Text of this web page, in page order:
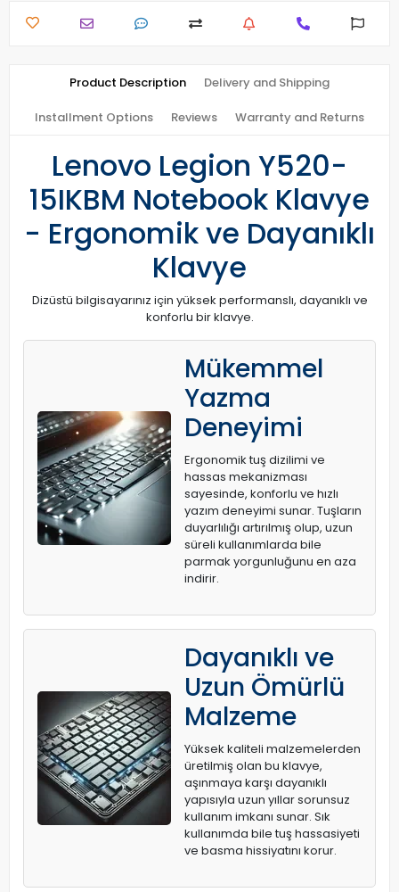
Product Description Delivery and Shipping
Installment Options Reviews Warranty and Returns
Lenovo Legion Y520-
15IKBM Notebook Klavye
- Ergonomik ve Dayanıklı
Klavye
Dizüstü bilgisayarınız için yüksek performanslı, dayanıklı ve
konforlu bir klavye.
Mükemmel
Yazma
Deneyimi
Ergonomik tuş dizilimi ve
hassas mekanizması
sayesinde, konforlu ve hızlı
yazım deneyimi sunar. Tuşların
duyarlılığı artırılmış olup, uzun
süreli kullanımlarda bile
parmak yorgunluğunu en aza
indirir.
Dayanıklı ve
Uzun Ömürlü
Malzeme
Yüksek kaliteli malzemelerden
üretilmiş olan bu klavye,
aşınmaya karşı dayanıklı
yapısıyla uzun yıllar sorunsuz
kullanım imkanı sunar. Sık
kullanımda bile tuş hassasiyeti
ve basma hissiyatını korur.